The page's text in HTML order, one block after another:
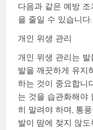
다음과 같은 예방
을 줄일 수 있습니다.
개인 위생 관리
개인 위생 관리는
발을 깨끗하게 유지
하는 것이 중요합니
는 것을 습관화해야
히 말려야 하며, 통
발이 땀에 젖지 않